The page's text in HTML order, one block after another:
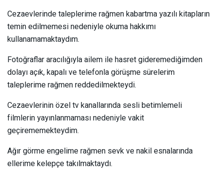
Cezaevlerinde taleplerime rağmen kabartma yazılı kitapların
temin edilmemesi nedeniyle okuma hakkımı
kullanamamaktaydım.
Fotoğraflar aracılığıyla ailem ile hasret gideremediğimden
dolayı açık, kapalı ve telefonla görüşme sürelerim
taleplerime rağmen reddedilmekteydi.
Cezaevlerinin özel tv kanallarında sesli betimlemeli
filmlerin yayınlanmaması nedeniyle vakit
geçirememekteydim.
Ağır görme engelime rağmen sevk ve nakil esnalarında
ellerime kelepçe takılmaktaydı.